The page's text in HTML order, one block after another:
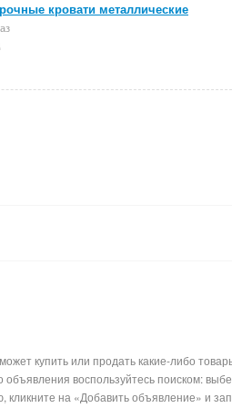
кровати металлические
купить или продать какие-либо
воспользуйтесь поиском:
на «Добавить объявление» и